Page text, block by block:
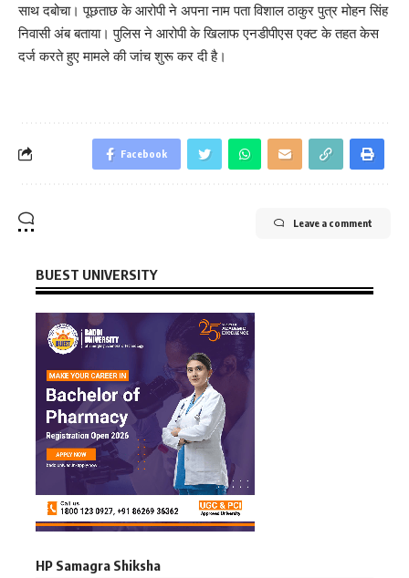
साथ दबोचा। पूछताछ के आरोपी ने अपना नाम पता विशाल ठाकुर पुत्र मोहन सिंह
निवासी अंब बताया। पुलिस ने आरोपी के खिलाफ एनडीपीएस एक्ट के तहत केस
दर्ज करते हुए मामले की जांच शुरू कर दी है।
Facebook
Leave a comment
BUEST UNIVERSITY
HP Samagra Shiksha